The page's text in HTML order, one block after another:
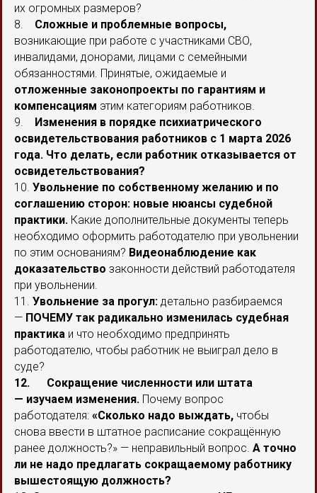
их огромных размеров?
8. Сложные и проблемные вопросы,
возникающие при работе с участниками СВО,
инвалидами, донорами, лицами с семейными
обязанностями. Принятые, ожидаемые и
отложенные законопроекты по гарантиям и
компенсациям этим категориям работников.
9.
Изменения в порядке психиатрического
освидетельствования работников с 1 марта 2026
года. Что делать, если работник отказывается от
освидетельствования?
10. Увольнение по собственному желанию и по
соглашению сторон: новые нюансы судебной
практики. Какие дополнительные документы теперь
необходимо оформить работодателю при увольнении
по этим основаниям? Видеонаблюдение как
доказательство законности действий работодателя
при увольнении.
11. Увольнение за прогул: детально разбираемся
— ПОЧЕМУ так радикально изменилась судебная
практика и что необходимо предпринять
работодателю, чтобы работник не выиграл дело в
суде?
12. Сокращение численности или штата
— изучаем изменения. Почему вопрос
работодателя: «Сколько надо выждать, чтобы
снова ввести в штатное расписание сокращённую
ранее должность?» — неправильный вопрос. А точно
ли не надо предлагать сокращаемому работнику
вышестоящую должность?